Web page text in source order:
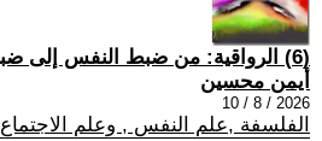
(6) الرواقية: من ضبط النفس إلى ضبط العامل
أيمن محسين
2026 / 8 / 10
الفلسفة ,علم النفس , وعلم الاجتماع